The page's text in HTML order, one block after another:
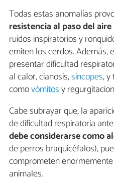
Todas estas anomalías
resistencia al paso del
ruidos inspiratorios y
emiten los cerdos. Además,
presentar dificultad
al calor, cianosis,síncopes,
comovómitosy
Cabe subrayar que, la
de dificultad respiratoria
debe considerarse como
de perros braquicéfalos),
comprometen
animales.